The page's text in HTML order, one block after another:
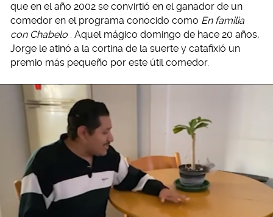
que en el año 2002 se convirtió en el ganador de un
comedor en el programa conocido como En familia
con Chabelo . Aquel mágico domingo de hace 20 años,
Jorge le atinó a la cortina de la suerte y catafixió un
premio más pequeño por este útil comedor.